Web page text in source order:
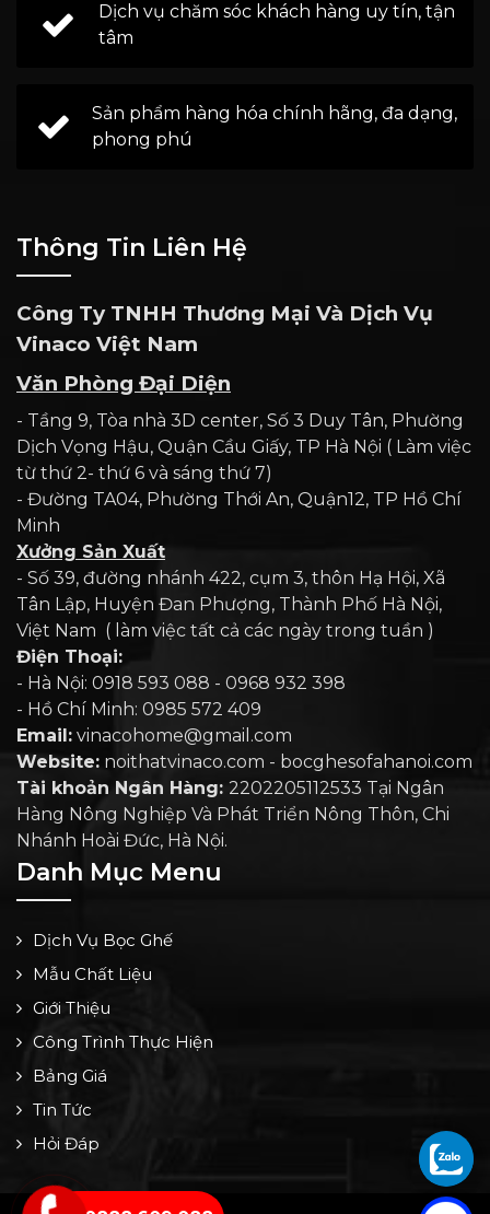
Dịch vụ chăm sóc khách hàng uy tín, tận
tâm
Sản phẩm hàng hóa chính hãng, đa dạng,
phong phú
Thông Tin Liên Hệ
Công Ty TNHH Thương Mại Và Dịch Vụ
Vinaco Việt Nam
Văn Phòng Đại Diện
- Tầng 9, Tòa nhà 3D center, Số 3 Duy Tân, Phường
Dịch Vọng Hậu, Quận Cầu Giấy, TP Hà Nội ( Làm việc
từ thứ 2- thứ 6 và sáng thứ 7)
- Đường TA04, Phường Thới An, Quận12, TP Hồ Chí
Minh
Xưởng Sản Xuất
- Số 39, đường nhánh 422, cụm 3, thôn Hạ Hội, Xã
Tân Lập, Huyện Đan Phượng, Thành Phố Hà Nội,
Việt Nam ( làm việc tất cả các ngày trong tuần )
Điện Thoại:
- Hà Nội: 0918 593 088 - 0968 932 398
- Hồ Chí Minh: 0985 572 409
Email: vinacohome@gmail.com
Website: noithatvinaco.com - bocghesofahanoi.com
Tài khoản Ngân Hàng: 2202205112533 Tại Ngân
Hàng Nông Nghiệp Và Phát Triển Nông Thôn, Chi
Nhánh Hoài Đức, Hà Nội.
Danh Mục Menu
Dịch Vụ Bọc Ghế
Mẫu Chất Liệu
Giới Thiệu
Công Trình Thực Hiện
Bảng Giá
Tin Tức
Hỏi Đáp